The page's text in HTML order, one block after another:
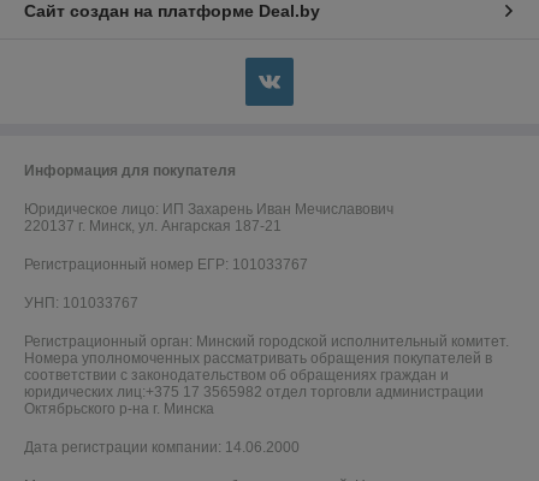
Сайт создан на платформе Deal.by
Информация для покупателя
Юридическое лицо: ИП Захарень Иван Мечиславович
220137 г. Минск, ул. Ангарская 187-21
Регистрационный номер ЕГР: 101033767
УНП: 101033767
Регистрационный орган: Минский городской исполнительный комитет.
Номера уполномоченных рассматривать обращения покупателей в
соответствии с законодательством об обращениях граждан и
юридических лиц:+375 17 3565982 отдел торговли администрации
Октябрьского р-на г. Минска
Дата регистрации компании: 14.06.2000